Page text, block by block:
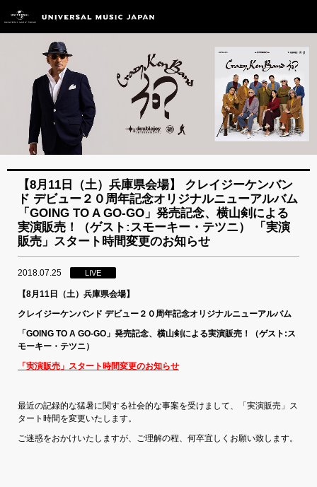
【8月11日（土）兵庫県会場】 クレイジーケンバン
ド デビュー２０周年記念オリジナルニューアルバム
「GOING TO A GO-GO」発売記念、横山剣による
実演販売！（ゲスト:スモーキー・テツニ） 「実演
販売」スタート時間変更のお知らせ
2018.07.25 LIVE
【8月11日（土）兵庫県会場】
クレイジーケンバンド デビュー ２０周年記念オリジナルニューアルバム
「GOING TO A GO-GO」発売記念、 横山剣による実演販売！（ゲスト:ス
モーキー・テツニ）
「実演販売」スタート時間変更のお知らせ
最近の記録的な猛暑に関する社会的な事案を受けまして、「実演販売」ス
タート時間を変更いたします。
ご迷惑をおかけいたしますが、ご理解の程、何卒宜しくお願い致します。